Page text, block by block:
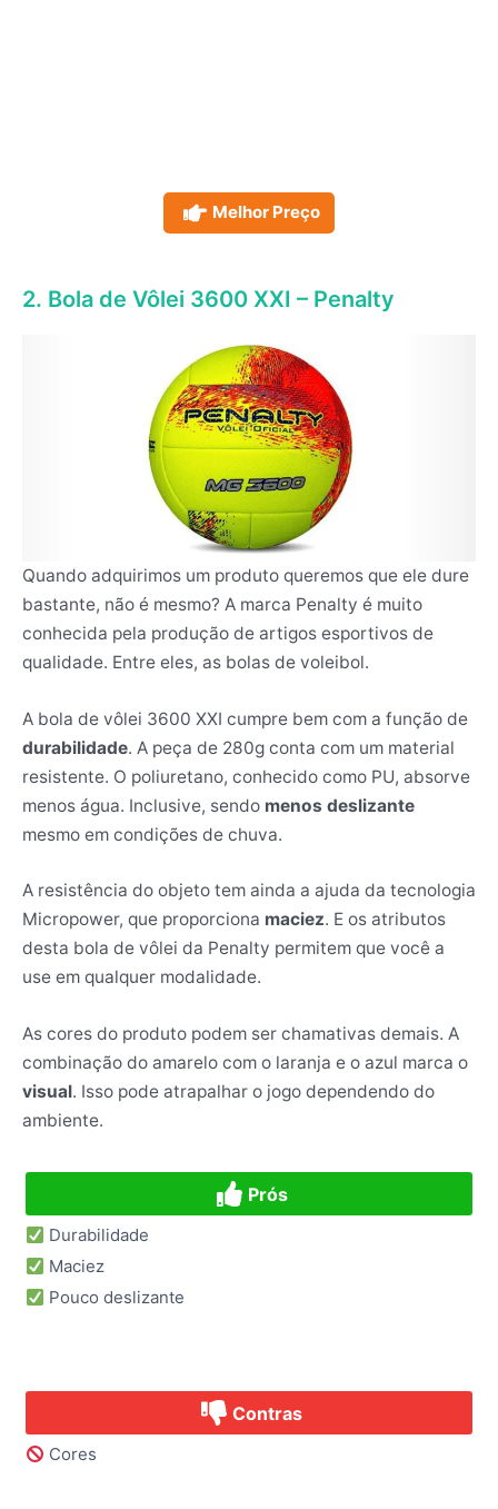
Melhor Preço
2. Bola de Vôlei 3600 XXI – Penalty
Quando adquirimos um produto queremos que ele dure
bastante, não é mesmo? A marca Penalty é muito
conhecida pela produção de artigos esportivos de
qualidade. Entre eles, as bolas de voleibol.
A bola de vôlei 3600 XXI cumpre bem com a função de
durabilidade. A peça de 280g conta com um material
resistente. O poliuretano, conhecido como PU, absorve
menos água. Inclusive, sendo menos deslizante
mesmo em condições de chuva.
A resistência do objeto tem ainda a ajuda da tecnologia
Micropower, que proporciona maciez. E os atributos
desta bola de vôlei da Penalty permitem que você a
use em qualquer modalidade.
As cores do produto podem ser chamativas demais. A
combinação do amarelo com o laranja e o azul marca o
visual. Isso pode atrapalhar o jogo dependendo do
ambiente.
Prós
Durabilidade
Maciez
Pouco deslizante
Contras
Cores